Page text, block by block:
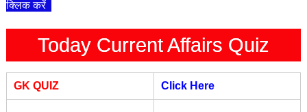
क्लिक करें
Today Current Affairs Quiz
GK QUIZ Click Here